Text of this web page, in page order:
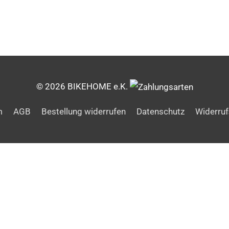
© 2026 BIKEHOME e.K.
AGB Bestellung widerrufen Datenschutz